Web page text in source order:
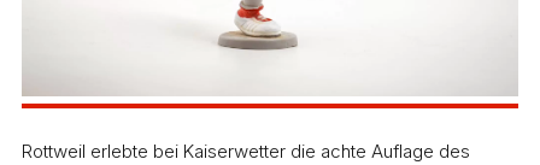
Rottweil erlebte bei Kaiserwetter die achte Auflage des